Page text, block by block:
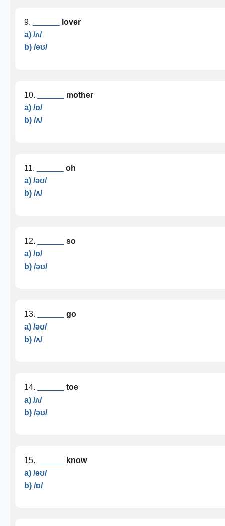
9.
lover
a) /ʌ/
b) /əʊ/
10.
mother
a) /ɒ/
b) /ʌ/
11.
oh
a) /əʊ/
b) /ʌ/
12.
so
a) /ɒ/
b) /əʊ/
13.
go
a) /əʊ/
b) /ʌ/
14.
toe
a) /ʌ/
b) /əʊ/
15.
know
a) /əʊ/
b) /ɒ/